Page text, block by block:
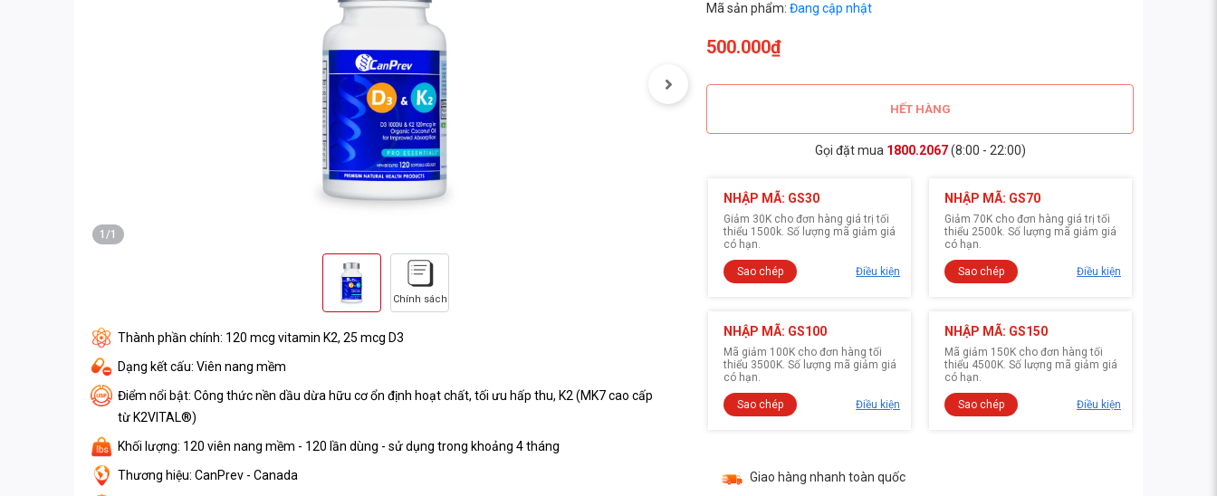
1/1
Chính sách
Thành phần chính: 120 mcg vitamin K2, 25 mcg D3
Dạng kết cấu: Viên nang mềm
Điểm nổi bật: Công thức nền dầu dừa hữu cơ ổn định hoạt chất, tối ưu hấp thu, K2 (MK7 cao cấp
từ K2VITAL®)
Khối lượng: 120 viên nang mềm - 120 lần dùng - sử dụng trong khoảng 4 tháng
Thương hiệu: CanPrev - Canada
Mã sản phẩm:Đang cập nhật
500.000₫
HẾT HÀNG
Gọi đặt mua 1800.2067(8:00 - 22:00)
NHẬP MÃ: GS30
Giảm 30K cho đơn hàng giá trị tối
thiểu 1500k. Số lượng mã giảm giá
có hạn.
Sao chép Điều kiện
NHẬP MÃ: GS70
Giảm 70K cho đơn hàng giá trị tối
thiểu 2500k. Số lượng mã giảm giá
có hạn.
Sao chép Điều kiện
NHẬP MÃ: GS100
Mã giảm 100K cho đơn hàng tối
thiểu 3500K. Số lượng mã giảm giá
có hạn.
Sao chép Điều kiện
NHẬP MÃ: GS150
Mã giảm 150K cho đơn hàng tối
thiểu 4500K. Số lượng mã giảm giá
có hạn.
Sao chép Điều kiện
Giao hàng nhanh toàn quốc